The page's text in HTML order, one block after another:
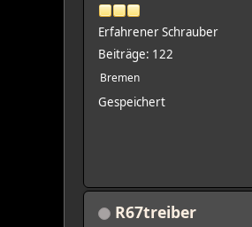
Erfahrener Schrauber
Beiträge: 122
Bremen
Gespeichert
R67treiber